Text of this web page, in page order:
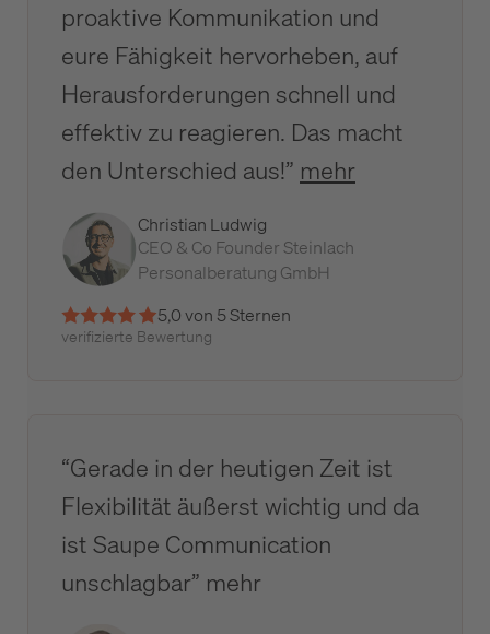
proaktive Kommunikation und
eure Fähigkeit hervorheben, auf
Herausforderungen schnell und
effektiv zu reagieren. Das macht
den Unterschied aus!” mehr
Christian Ludwig
CEO & Co Founder Steinlach
Personalberatung GmbH
5,0 von 5 Sternen
verifizierte Bewertung
“Gerade in der heutigen Zeit ist
Flexibilität äußerst wichtig und da
ist Saupe Communication
unschlagbar” mehr